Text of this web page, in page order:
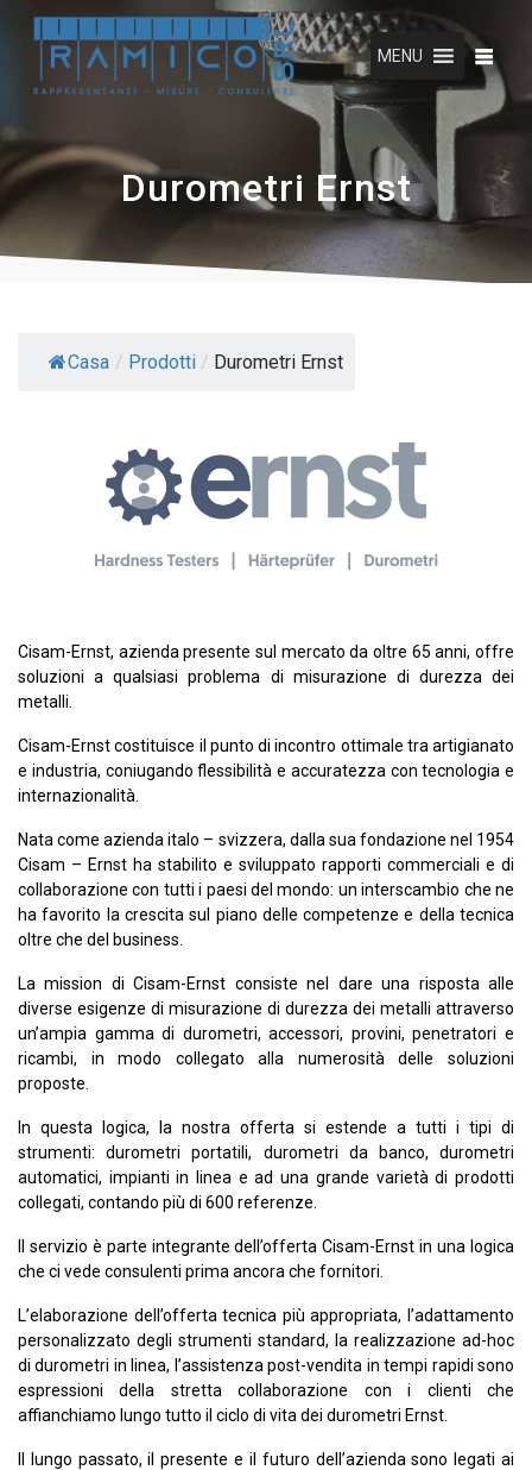
Vai
al
contenuto
MENU
Durometri Ernst
Casa / Prodotti / Durometri Ernst
Cisam-Ernst, azienda presente sul mercato da oltre 65 anni, offre
soluzioni a qualsiasi problema di misurazione di durezza dei
metalli.
Cisam-Ernst costituisce il punto di incontro ottimale tra artigianato
e industria, coniugando flessibilità e accuratezza con tecnologia e
internazionalità.
Nata come azienda italo – svizzera, dalla sua fondazione nel 1954
Cisam – Ernst ha stabilito e sviluppato rapporti commerciali e di
collaborazione con tutti i paesi del mondo: un interscambio che ne
ha favorito la crescita sul piano delle competenze e della tecnica
oltre che del business.
La mission di Cisam-Ernst consiste nel dare una risposta alle
diverse esigenze di misurazione di durezza dei metalli attraverso
un’ampia gamma di durometri, accessori, provini, penetratori e
ricambi, in modo collegato alla numerosità delle soluzioni
proposte.
In questa logica, la nostra offerta si estende a tutti i tipi di
strumenti: durometri portatili, durometri da banco, durometri
automatici, impianti in linea e ad una grande varietà di prodotti
collegati, contando più di 600 referenze.
Il servizio è parte integrante dell’offerta Cisam-Ernst in una logica
che ci vede consulenti prima ancora che fornitori.
L’elaborazione dell’offerta tecnica più appropriata, l’adattamento
personalizzato degli strumenti standard, la realizzazione ad-hoc
di durometri in linea, l’assistenza post-vendita in tempi rapidi sono
espressioni della stretta collaborazione con i clienti che
affianchiamo lungo tutto il ciclo di vita dei durometri Ernst.
Il lungo passato, il presente e il futuro dell’azienda sono legati ai